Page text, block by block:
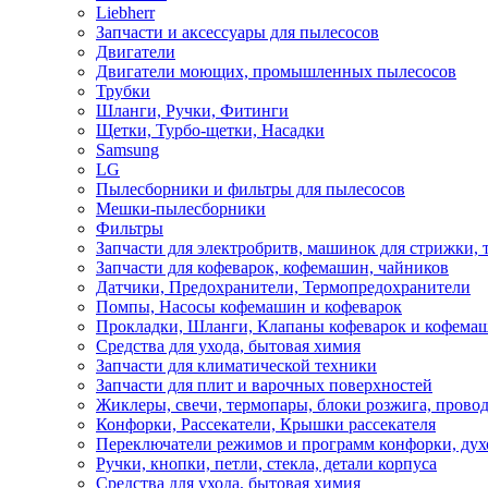
Liebherr
Запчасти и аксессуары для пылесосов
Двигатели
Двигатели моющих, промышленных пылесосов
Трубки
Шланги, Ручки, Фитинги
Щетки, Турбо-щетки, Насадки
Samsung
LG
Пылесборники и фильтры для пылесосов
Мешки-пылесборники
Фильтры
Запчасти для электробритв, машинок для стрижки,
Запчасти для кофеварок, кофемашин, чайников
Датчики, Предохранители, Термопредохранители
Помпы, Насосы кофемашин и кофеварок
Прокладки, Шланги, Клапаны кофеварок и
Средства для ухода, бытовая химия
Запчасти для климатической техники
Запчасти для плит и варочных поверхностей
Жиклеры, свечи, термопары, блоки розжига,
Конфорки, Рассекатели, Крышки рассекателя
Переключатели режимов и программ конфорки,
Ручки, кнопки, петли, стекла, детали корпуса
Средства для ухода, бытовая химия